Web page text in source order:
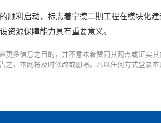
顺利启动，标志着宁德二期工程在模块化
资源保障能力具有重要意义。
多信息之目的，并不意味着赞同其观点或证实
，本网将及时修改或删除。凡以任何方式登录本